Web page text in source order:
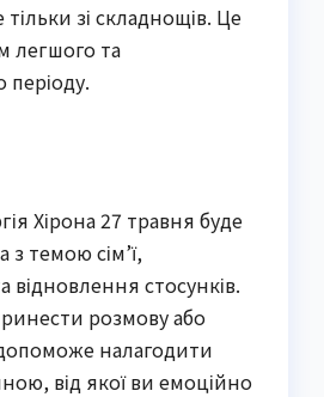
тільки зі складнощів. Це
легшого та
періоду.
Хірона 27 травня буде
з темою сім’ї,
стосунків.
розмову або
налагодити
від якої ви емоційно